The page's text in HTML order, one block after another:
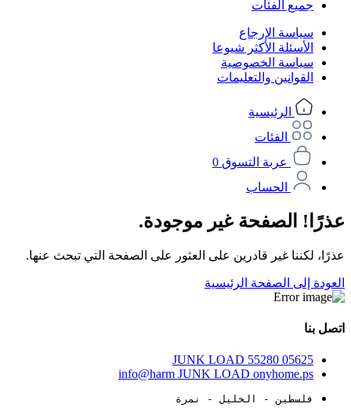
جميع الفئات
سياسة الإرجاع
الأسئلة الأكثر شيوعا
سياسة الخصوصية
القوانين والتعليمات
الرئيسية
الفئات
عربة التسوق 0
الحساب
عذرًا! الصفحة غير موجودة.
عذرًا، لكننا غير قادرين على العثور على الصفحة التي تبحث عنها.
العودة إلى الصفحة الرئيسية
اتصل بنا
05625
JUNK LOAD 55280
info@harm JUNK LOAD onyhome.ps
فلسطين - الخليل - نمرة